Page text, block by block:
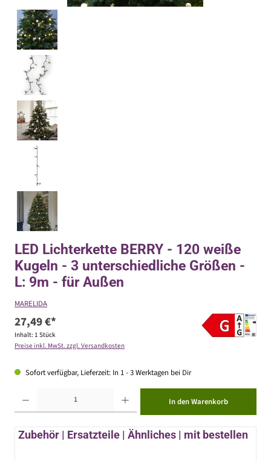
LED Lichterkette BERRY - 120 weiße
Kugeln - 3 unterschiedliche Größen -
L: 9m - für Außen
MARELIDA
27,49 €*
Inhalt: 1 Stück
Preise inkl. MwSt. zzgl. Versandkosten
Sofort verfügbar, Lieferzeit: In 1 - 3 Werktagen bei Dir
In den Warenkorb
Zubehör | Ersatzteile | Ähnliches | mit bestellen